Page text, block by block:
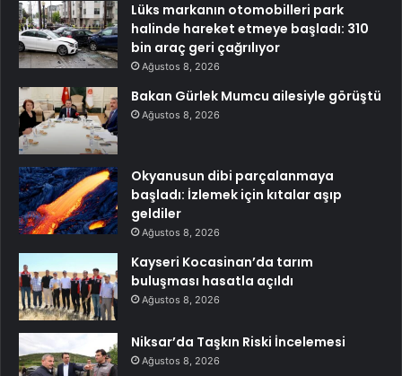
Lüks markanın otomobilleri park
halinde hareket etmeye başladı: 310
bin araç geri çağrılıyor
Ağustos 8, 2026
Bakan Gürlek Mumcu ailesiyle görüştü
Ağustos 8, 2026
Okyanusun dibi parçalanmaya
başladı: İzlemek için kıtalar aşıp
geldiler
Ağustos 8, 2026
Kayseri Kocasinan’da tarım
buluşması hasatla açıldı
Ağustos 8, 2026
Niksar’da Taşkın Riski İncelemesi
Ağustos 8, 2026